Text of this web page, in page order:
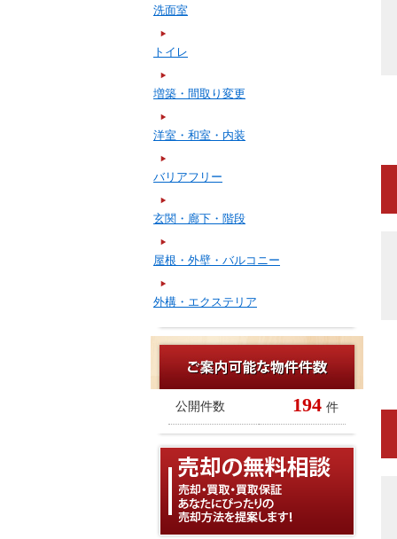
洗面室
トイレ
増築・間取り変更
洋室・和室・内装
バリアフリー
玄関・廊下・階段
屋根・外壁・バルコニー
外構・エクステリア
公開件数 194 件